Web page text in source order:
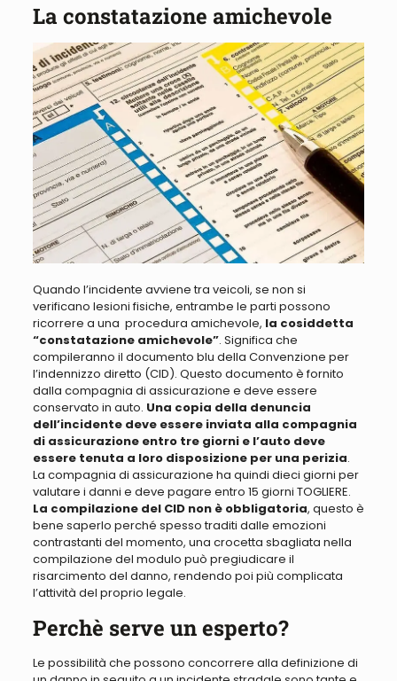
La constatazione amichevole
Quando l’incidente avvienetra veicoli, se non si
verificano lesioni fisiche, entrambe le parti possono
ricorrere a una procedura amichevole, la cosiddetta
“constatazione amichevole”. Significa che
compileranno il documento blu della Convenzione per
l’indennizzo diretto (CID). Questo documento è fornito
dalla compagnia di assicurazione e deve essere
conservato in auto. Una copia della denuncia
dell’incidente deve essere inviata alla compagnia
di assicurazione entro tre giorni e l’auto deve
essere tenuta a loro disposizione per una perizia.
La compagnia di assicurazione ha quindi dieci giorni per
valutare i danni e deve pagare entro 15 giorni TOGLIERE.
La compilazione del CID non è obbligatoria, questo è
bene saperlo perché spesso traditi dalle emozioni
contrastanti del momento, una crocetta sbagliata nella
compilazione del modulo può pregiudicare il
risarcimento del danno, rendendo poi più complicata
l’attività del proprio legale.
Perchè serve un esperto?
Le possibilità che possono concorrere alla definizione di